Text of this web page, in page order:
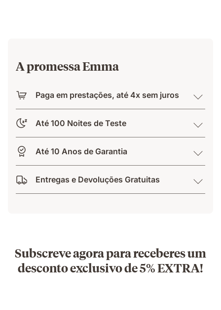
A promessa Emma
Paga em prestações, até 4x sem juros
Até 100 Noites de Teste
Até 10 Anos de Garantia
Entregas e Devoluções Gratuitas
Subscreve agora para receberes um
desconto exclusivo de 5% EXTRA!